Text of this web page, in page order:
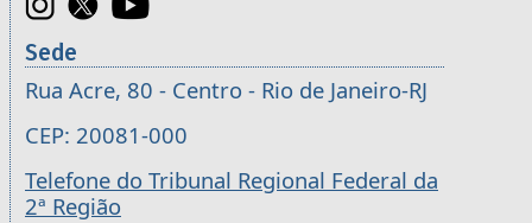
Sede
Rua Acre, 80 - Centro - Rio de Janeiro-RJ
CEP: 20081-000
Telefone do Tribunal Regional Federal da
2ª Região